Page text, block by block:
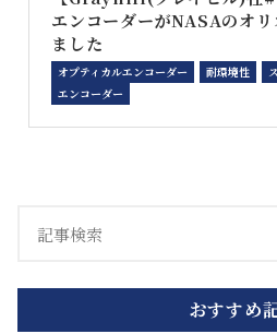
エンコーダーがNASAのオ
ました
オプティカルエンコーダー 耐環境性
エンコーダー
おすすめ